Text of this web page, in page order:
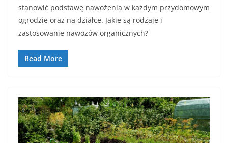
stanowić podstawę nawożenia w każdym przydomowym
ogrodzie oraz na działce. Jakie są rodzaje i
zastosowanie nawozów organicznych?
Read More